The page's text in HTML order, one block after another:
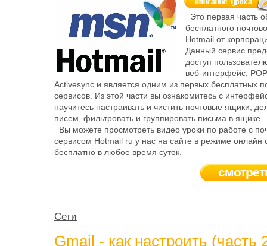
Это первая часть
бесплатного
Hotmail от
Данный сервис
доступ
веб-интерфейс,
Activesync и является одним из первых бесплатных
сервисов. Из этой части вы ознакомитесь с
научитесь настраивать и чистить почтовые ящики,
писем, фильтровать и группировать письма в ящике.
Вы можете просмотреть видео уроки по работе с
сервисом Hotmail ru у нас на сайте в режиме онлайн
бесплатно в любое время суток.
Сети
Gmail - как настроить (часть